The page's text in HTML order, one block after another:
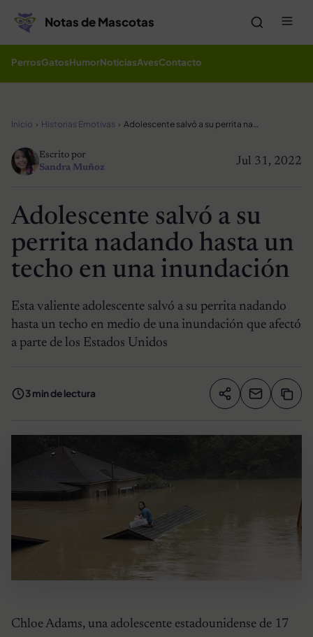
Notas de Mascotas
PerrosGatosHumorNoticiasAvesContacto
Inicio Historias Emotivas Adolescente salvó a su perrita nadando hasta un techo en una inundación
Jul 31, 2022
Escrito por
Sandra Muñoz
Adolescente salvó a su
perrita nadando hasta un
techo en una inundación
Esta valiente adolescente salvó a su perrita nadando
hasta un techo en medio de una inundación que afectó
a parte de los Estados Unidos
3 min de lectura Compartir
Chloe Adams, una adolescente estadounidense de 17